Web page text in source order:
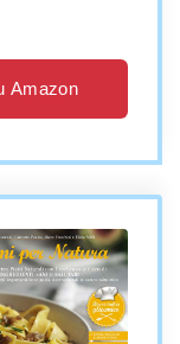
Amazon